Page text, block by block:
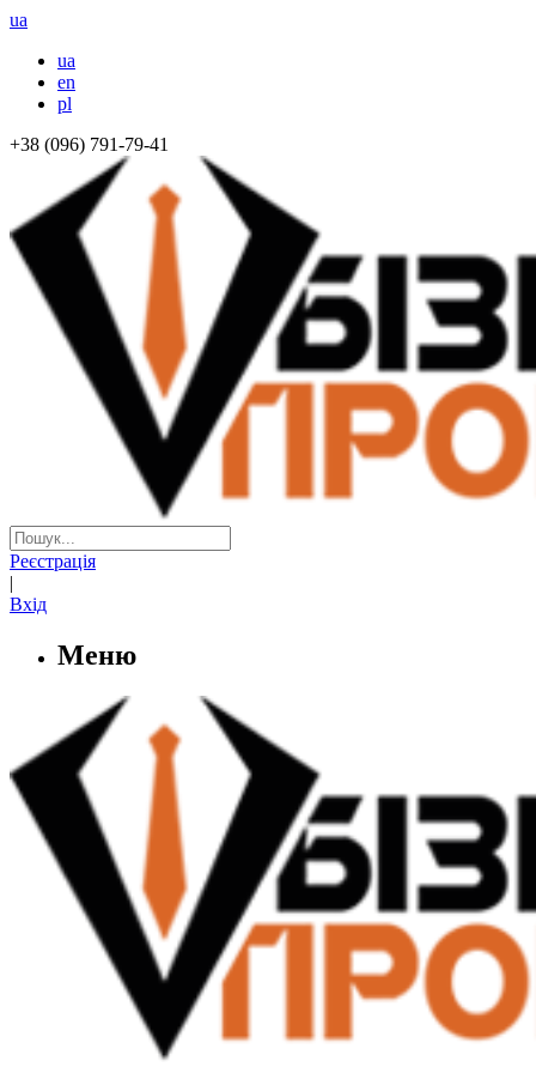
ua
ua
en
pl
+38 (096) 791-79-41
Реєстрація
|
Вхід
Меню